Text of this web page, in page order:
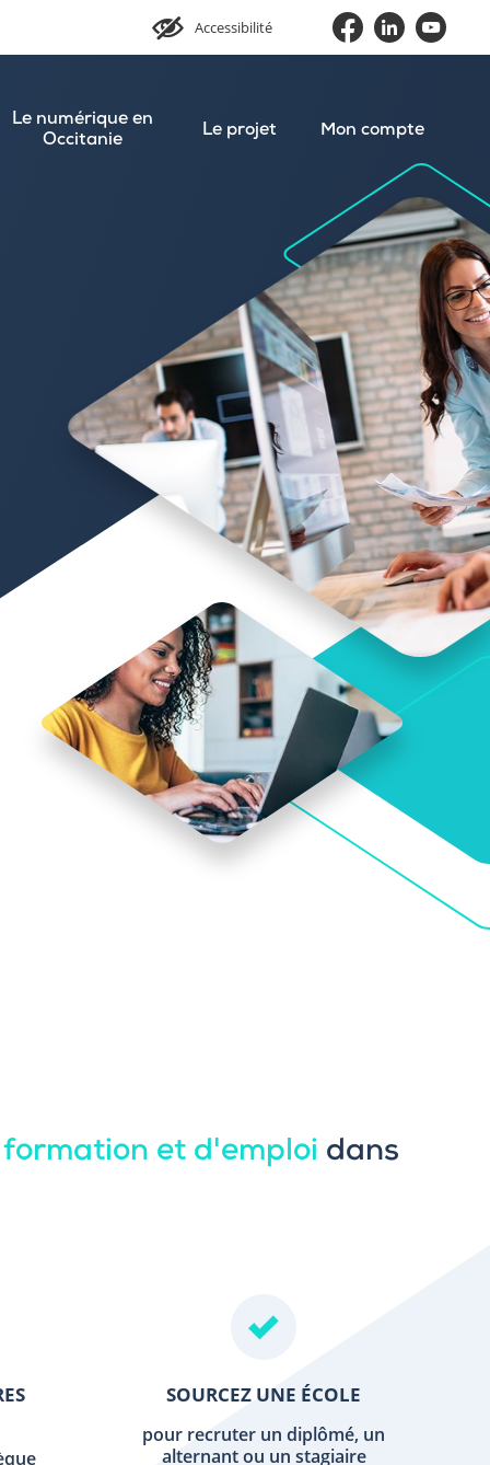
Accessibilité
Le numérique en
Occitanie
Le projet Mon compte
et d'emploi dans
SOURCEZ UNE ÉCOLE
pour recruter un diplômé, un
alternant ou un stagiaire